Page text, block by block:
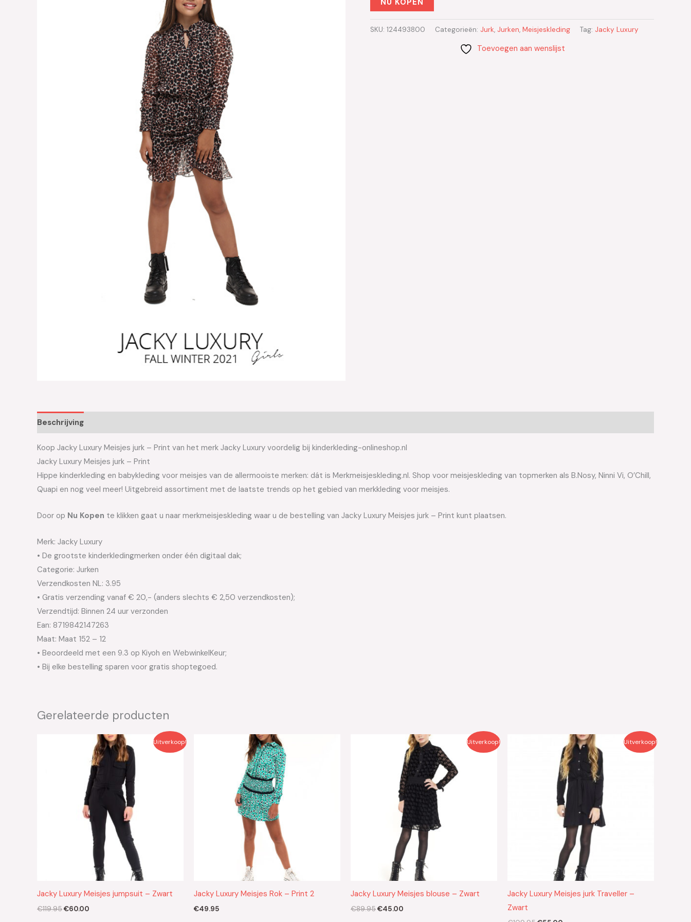
NU KOPEN
SKU: 124493800 Categorieën: Jurk, Jurken, Meisjeskleding Tag: Jacky Luxury
Toevoegen aan wenslijst
Beschrijving
Koop Jacky Luxury Meisjes jurk – Print van het merk Jacky Luxury voordelig bij kinderkleding-onlineshop.nl
Jacky Luxury Meisjes jurk – Print
Hippe kinderkleding en babykleding voor meisjes van de allermooiste merken: dát is Merkmeisjeskleding.nl. Shop voor meisjeskleding van topmerken als B.Nosy, Ninni Vi, O’Chill,
Quapi en nog veel meer! Uitgebreid assortiment met de laatste trends op het gebied van merkkleding voor meisjes.
Door op Nu Kopen te klikken gaat u naar merkmeisjeskleding waar u de bestelling van Jacky Luxury Meisjes jurk – Print kunt plaatsen.
Merk: Jacky Luxury
• De grootste kinderkledingmerken onder één digitaal dak;
Categorie: Jurken
Verzendkosten NL: 3.95
• Gratis verzending vanaf € 20,- (anders slechts € 2,50 verzendkosten);
Verzendtijd: Binnen 24 uur verzonden
Ean: 8719842147263
Maat: Maat 152 – 12
• Beoordeeld met een 9.3 op Kiyoh en WebwinkelKeur;
• Bij elke bestelling sparen voor gratis shoptegoed.
Gerelateerde producten
Uitverkoop!
Jacky Luxury Meisjes jumpsuit – Zwart
€119.95
Oorspronkelijke
€119.95.
€60.00
Huidige
prijs
is:
€60.00.
Jacky Luxury Meisjes Rok – Print 2
€49.95
Uitverkoop!
Jacky Luxury Meisjes blouse – Zwart
€89.95
Oorspronkelijke
€89.95.
€45.00
Huidige
prijs
is:
€45.00.
Uitverkoop!
Jacky Luxury Meisjes jurk Traveller –
Zwart
Oorspronkelijke
€109.95.
Huidige
prijs
is:
€55.00.